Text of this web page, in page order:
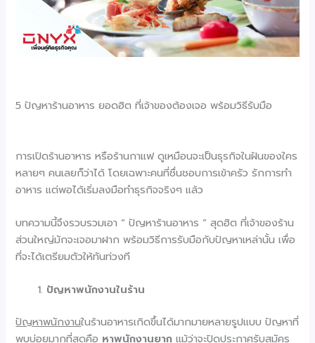
5 ปัญหาร้านอาหาร ยอดฮิต ที่เจ้าของต้องเจอ พร้อมวิธีรับมือ
การเปิดร้านอาหาร หรือร้านกาแฟ ดูเหมือนจะเป็นธุรกิจในฝันของใคร
หลายๆ คนเลยก็ว่าได้ โดยเฉพาะคนที่ชื่นชอบการเข้าครัว รักการทำ
อาหาร แต่พอได้เริ่มลงมือทำธุรกิจจริงๆ แล้ว
บทความนี้จึงรวบรวมเอา “ ปัญหาร้านอาหาร ” สุดฮิต ที่เจ้าของร้าน
ส่วนใหญ่มักจะเจอมาฝาก พร้อมวิธีการรับมือกับปัญหาเหล่านั้น เพื่อ
ที่จะได้เตรียมตัวให้ทันท่วงที
ปัญหาพนักงานในร้าน
ปัญหาพนักงานในร้านอาหารเกิดขึ้นได้มากมายหลายรูปแบบ ปัญหาที่
พบบ่อยมากที่สุดคือ หาพนักงานยาก แม้ว่าจะปิดประกาศรับสมัคร